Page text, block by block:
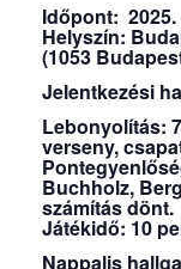
Időpont: 2025.
Helyszín:
(1053
Jelentkezési
Lebonyolítás:
verseny,
Buchholz,
számítás dönt.
Játékidő: 10
Nappalis